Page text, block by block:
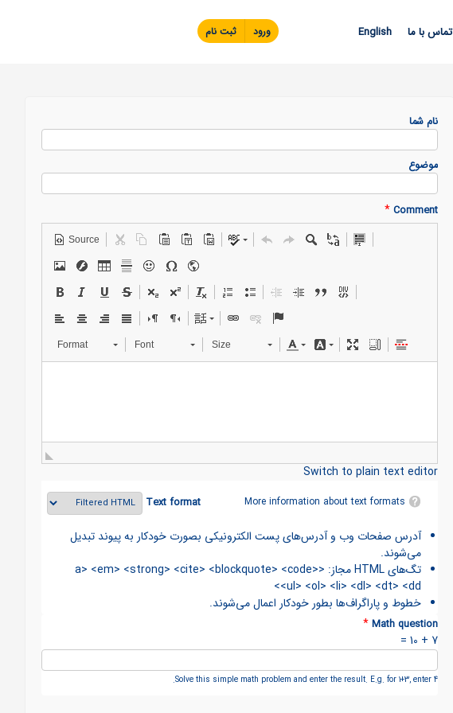
تماس با ما English ورود ثبت نام
نام شما
موضوع
Comment
*
Source
Format Font Size
Switch to plain text editor
More information about text formats
Text format
آدرس صفحات وب و آدرس‌های پست الکترونیکی بصورت خودکار به پیوند تبدیل
می‌شوند.
تگ‌های HTML مجاز: <a> <em> <strong> <cite> <blockquote> <code>
<ul> <ol> <li> <dl> <dt> <dd>
خطوط و پاراگراف‌ها بطور خودکار اعمال می‌شوند.
Math question
*
7 + 10 =
Solve this simple math problem and enter the result. E.g. for 1+3, enter 4.